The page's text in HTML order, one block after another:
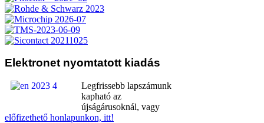
Elektronet nyomtatott kiadás
Legfrissebb lapszámunk
kapható az
újságárusoknál, vagy
előfizethető honlapunkon, itt!